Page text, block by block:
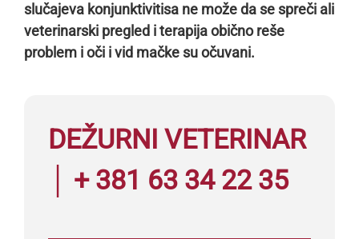
slučajeva konjunktivitisa ne može da se spreči ali
veterinarski pregled i terapija obično reše
problem i oči i vid mačke su očuvani.
DEŽURNI VETERINAR
│ + 381 63 34 22 35